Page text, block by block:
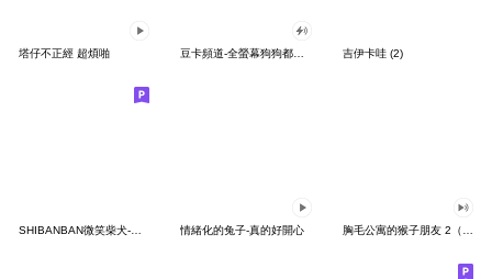
塔仔不正經 超煩啪 吉伊卡哇 (2)
SHIBANBAN微笑柴犬-廢柴寶寶日常 情緒化的兔子-真的好開心 胸毛公寓的猴子朋友 2（有聲動態）